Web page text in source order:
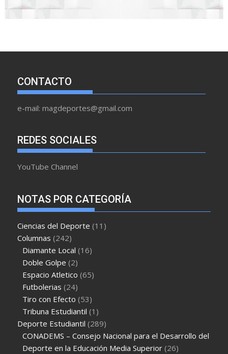
CONTACTO
e-mail: magdeportes@gmail.com
REDES SOCIALES
YouTube Channel
NOTAS POR CATEGORÍA
Ciencias del Deporte (11)
Columnas (242)
Diamante Local (16)
Doble Golpe (2)
Espacio Atletico (65)
Futbolerias (24)
Tiro con Efecto (53)
Tribuna Estudiantil (1)
Deporte Estudiantil (289)
CONADEMS – Consejo Nacional para el Desarrollo del
Deporte en la Educación Media Superior (26)